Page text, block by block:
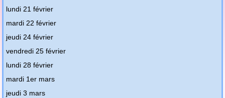
lundi 21 février
mardi 22 février
jeudi 24 février
vendredi 25 février
lundi 28 février
mardi 1er mars
jeudi 3 mars